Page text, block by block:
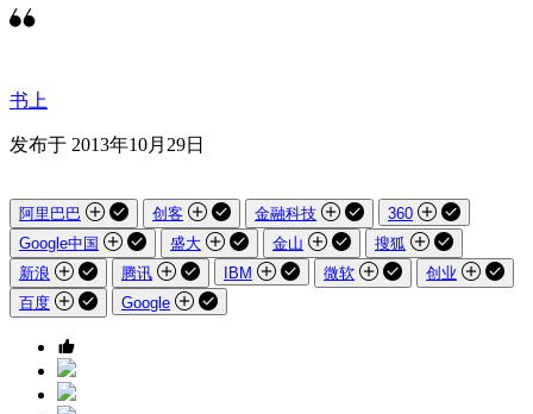
书上
发布于 2013年10月29日
阿里巴巴 创客 金融科技
360
Google中国
盛大 金山
搜狐
新浪
腾讯 IBM 微软
创业
百度
Google